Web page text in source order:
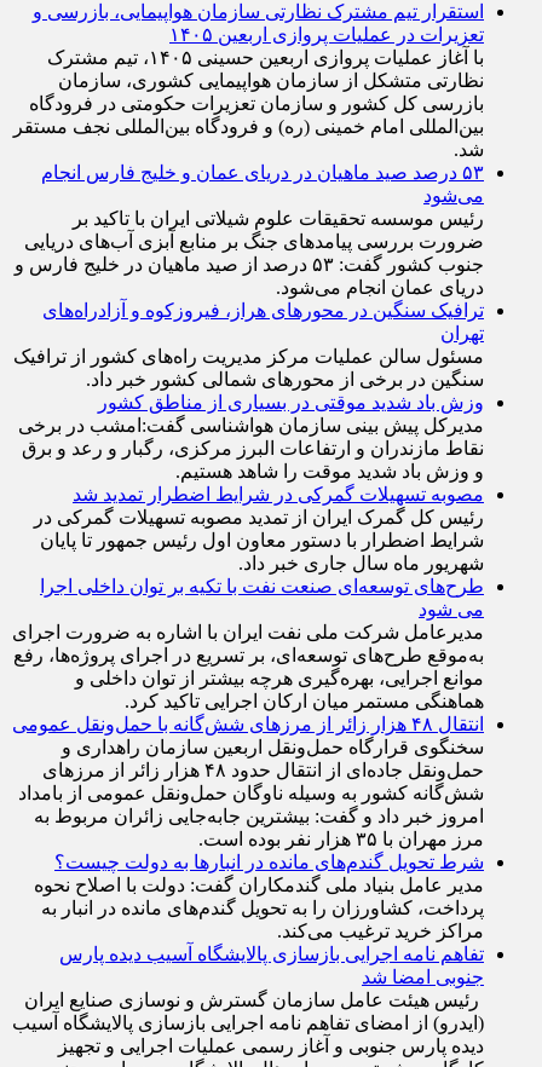
استقرار تیم مشترک نظارتی سازمان هواپیمایی، بازرسی و
تعزیرات در عملیات پروازی اربعین ۱۴۰۵
با آغاز عملیات پروازی اربعین حسینی ۱۴۰۵، تیم مشترک
نظارتی متشکل از سازمان هواپیمایی کشوری، سازمان
بازرسی کل کشور و سازمان تعزیرات حکومتی در فرودگاه
بین‌المللی امام خمینی (ره) و فرودگاه بین‌المللی نجف مستقر
شد.
۵۳ درصد صید ماهیان در دریای عمان و خلیج فارس انجام
می‌شود
رئیس موسسه تحقیقات علوم شیلاتی ایران با تاکید بر
ضرورت بررسی پیامد‌های جنگ بر منابع آبزی آب‌های دریایی
جنوب کشور گفت: ۵۳ درصد از صید ماهیان در خلیج فارس و
دریای عمان انجام می‌شود.
ترافیک سنگین در محورهای هراز، فیروزکوه و آزادراه‌های
تهران
مسئول سالن عملیات مرکز مدیریت راه‌های کشور از ترافیک
سنگین در برخی از محور‌های شمالی کشور خبر داد.
وزش باد شدید موقتی در بسیاری از مناطق کشور
مدیرکل پیش بینی سازمان هواشناسی گفت:امشب در برخی
نقاط مازندران و ارتفاعات البرز مرکزی، رگبار و رعد و برق
و وزش باد شدید موقت را شاهد هستیم.
مصوبه تسهیلات گمرکی در شرایط اضطرار تمدید شد
رئیس کل گمرک ایران از تمدید مصوبه تسهیلات گمرکی در
شرایط اضطرار با دستور معاون اول رئیس جمهور تا پایان
شهریور ماه سال جاری خبر داد.
طرح‌های توسعه‌ای صنعت نفت با تکیه بر توان داخلی اجرا
می شود
مدیرعامل شرکت ملی نفت ایران با اشاره به ضرورت اجرای
به‌موقع طرح‌های توسعه‌ای، بر تسریع در اجرای پروژه‌ها، رفع
موانع اجرایی، بهره‌گیری هرچه بیشتر از توان داخلی و
هماهنگی مستمر میان ارکان اجرایی تاکید کرد.
انتقال ۴۸ هزار زائر از مرزهای شش‌گانه با حمل‌ونقل عمومی
سخنگوی قرارگاه حمل‌ونقل اربعین سازمان راهداری و
حمل‌ونقل جاده‌ای از انتقال حدود ۴۸ هزار زائر از مرز‌های
شش‌گانه کشور به وسیله ناوگان حمل‌ونقل عمومی از بامداد
امروز خبر داد و گفت: بیشترین جابه‌جایی زائران مربوط به
مرز مهران با ۳۵ هزار نفر بوده است.
شرط تحویل گندم‌های مانده در انبار‌ها به دولت چیست؟
مدیر عامل بنیاد ملی گندمکاران گفت: دولت با اصلاح نحوه
پرداخت، کشاورزان را به تحویل گندم‌های مانده در انبار به
مراکز خرید ترغیب می‌کند.
تفاهم نامه اجرایی بازسازی پالایشگاه آسیب دیده پارس
جنوبی امضا شد
رئیس هیئت عامل سازمان گسترش و نوسازی صنایع ایران
(ایدرو) از امضای تفاهم نامه اجرایی بازسازی پالایشگاه آسیب
دیده پارس جنوبی و آغاز رسمی عملیات اجرایی و تجهیز